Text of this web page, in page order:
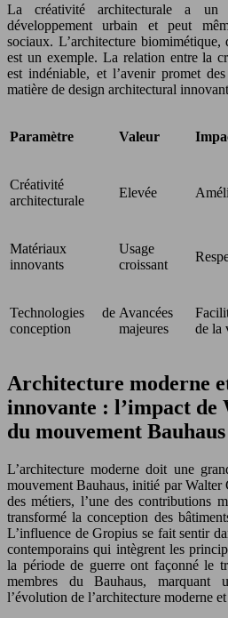
La créativité architecturale a
développement urbain et peut
sociaux. L’architecture
est un exemple. La relation entre la
est indéniable, et l’avenir promet des
matière de design architectural
Paramètre Valeur
Créativité
architecturale
Elevée
Matériaux
innovants
Usage
croissant
Technologies de
conception
Avancées
majeures
de la
Architecture moderne
innovante : l’impact
du mouvement Bauhaus
L’architecture moderne doit une
mouvement Bauhaus, initié par Walter
des métiers, l’une des contributions
transformé la conception des
L’influence de Gropius se fait sentir
contemporains qui intègrent les
la période de guerre ont façonné le
membres du Bauhaus, marquant
l’évolution de l’architecture moderne